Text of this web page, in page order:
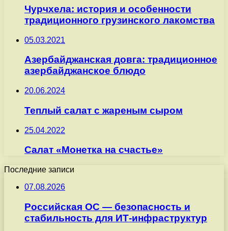
Чурчхела: история и особенности
традиционного грузинского лакомства
05.03.2021
Азербайджанская довга: традиционное
азербайджанское блюдо
20.06.2024
Теплый салат с жареным сыром
25.04.2022
Салат «Монетка на счастье»
Последние записи
07.08.2026
Российская ОС — безопасность и
стабильность для ИТ-инфраструктур